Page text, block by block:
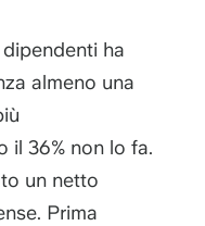
ha
almeno una
il 36% non lo fa.
un netto
Prima